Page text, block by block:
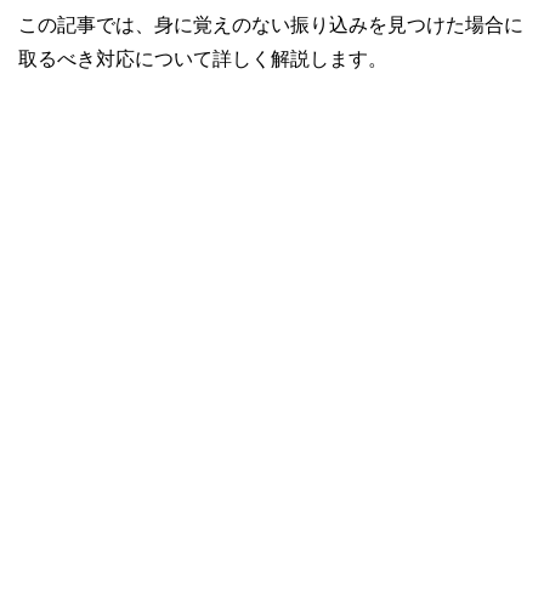
この記事では、身に覚えのない振り込みを見つけた場合に
取るべき対応について詳しく解説します。